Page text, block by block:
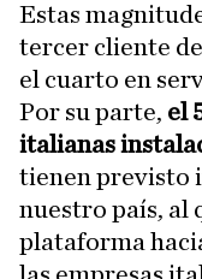
Estas
tercer cliente
el cuarto en
Por su parte, el
italianas
tienen previsto
nuestro país, al
plataforma